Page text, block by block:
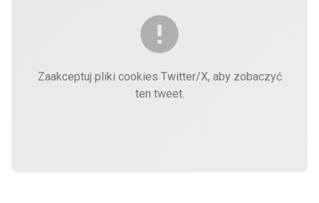
Zaakceptuj pliki cookies Twitter/X, aby zobaczyć
ten tweet.